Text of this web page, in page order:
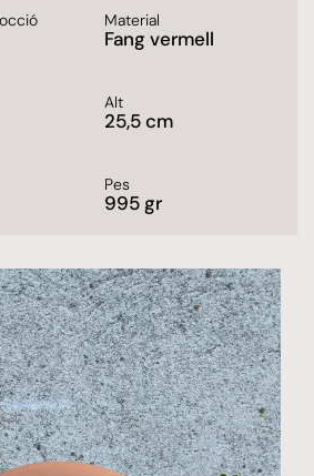
Material
Fang vermell
Alt
25,5 cm
Pes
995 gr